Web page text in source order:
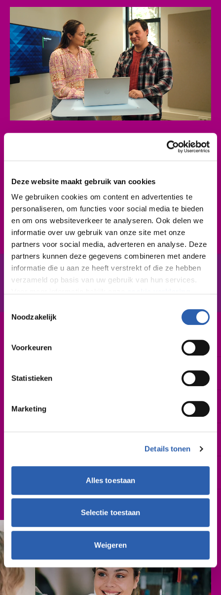
Deze website maakt gebruik van cookies
We gebruiken cookies om content en advertenties te
personaliseren, om functies voor social media te bieden
en om ons websiteverkeer te analyseren. Ook delen we
informatie over uw gebruik van onze site met onze
partners voor social media, adverteren en analyse. Deze
partners kunnen deze gegevens combineren met andere
informatie die u aan ze heeft verstrekt of die ze hebben
verzameld op basis van uw gebruik van hun services.
We werken samen met
die uw gegevens
Noodzakelijk
Voorkeuren
Statistieken
Marketing
Details tonen
Alles toestaan
Selectie toestaan
Weigeren
(juridische) documenten en procedures het ook gaat.
Zo combineer je recht en administratie en draag je bij
aan eerlijke, rechtmatige processen.
Je bent onderzoekend en leert snel. Ook kun je
proactief, positief-kritisch en communicatief vaardig.
Je durft met klanten in gesprek te gaan en hun te
wijzen op de (juridische) mogelijkheden en
onmogelijkheden. En: vertrouwelijke informatie is
veilig bij jou.
In het kort De opleiding
BBL / 4
2 of 3 jaar
Augustus 2026 | februari 2027
Schooljaar
Cursusgeld
€ 762,- (per schooljaar)